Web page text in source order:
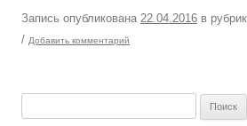
Запись опубликована 22.04.2016 в
/ Добавить комментарий